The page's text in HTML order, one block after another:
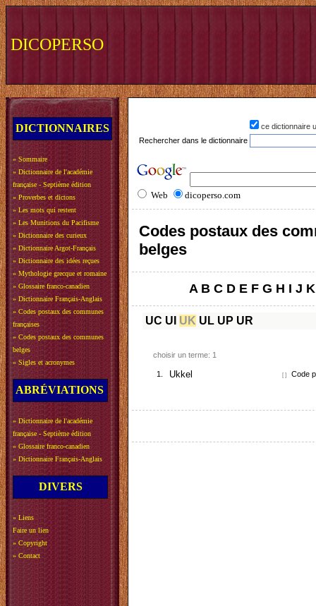
DICOPERSO
DICTIONNAIRES
» Sommaire
» Dictionnaire de l'académie
française - Septième édition
» Proverbes et dictons
» Les mots qui restent
» Les Munitions du Pacifisme
» Dictionnaire des curieux
» Dictionnaire Argot-Français
» Dictionnaire des idées reçues
» Mythologie grecque et romaine
» Glossaire franco-canadien
» Dictionnaire Français-Anglais
» Codes postaux des communes
françaises
» Codes postaux des communes
belges
» Sigles et acronymes
ABRÉVIATIONS
» Dictionnaire de l'académie
française - Septième édition
» Glossaire franco-canadien
» Dictionnaire Français-Anglais
DIVERS
» Liens
Faire un lien
» Copyright
» Contact
ce dictionnaire
Rechercher dans le dictionnaire
Web dicoperso.com
Codes postaux des
belges
A B C D E F G H I J K
UC UI UK UL UP UR
choisir un terme: 1
1. Ukkel [ ] Code